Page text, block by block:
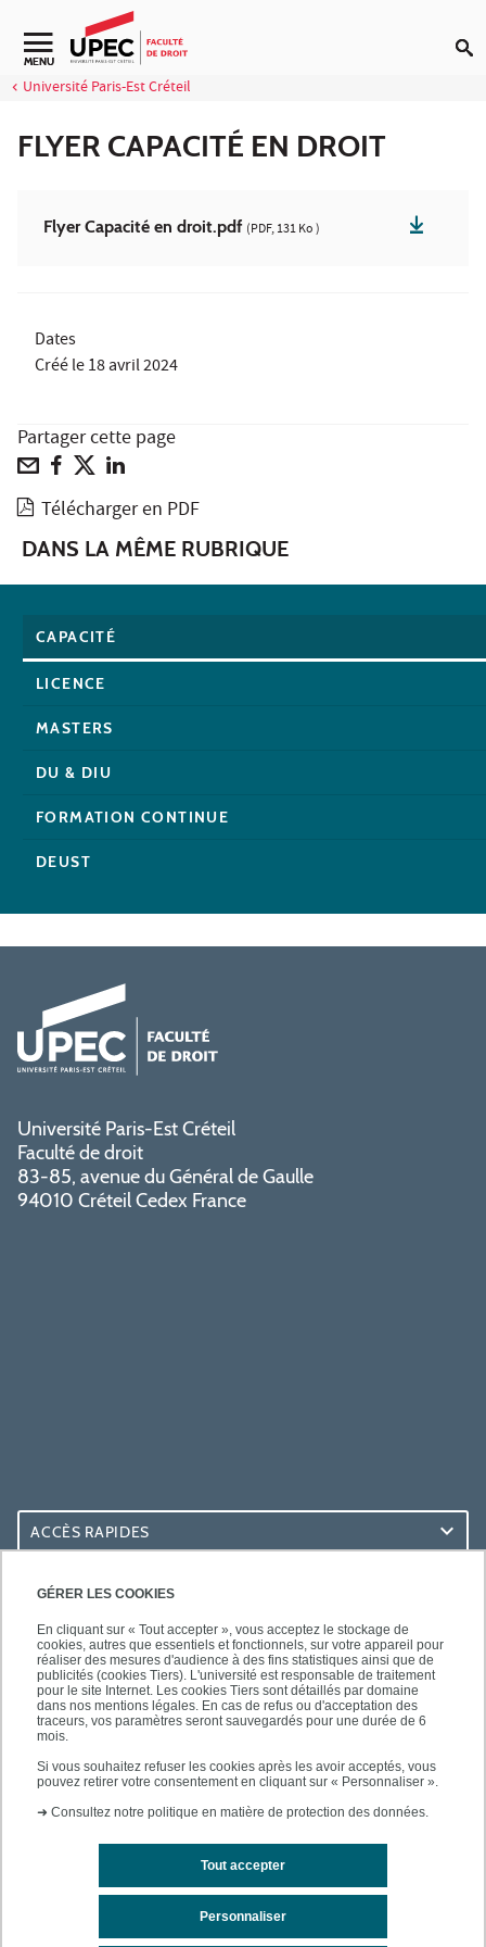
GÉRER LES COOKIES
En cliquant sur « Tout accepter », vous acceptez le stockage de
cookies, autres que essentiels et fonctionnels, sur votre appareil pour
réaliser des mesures d'audience à des fins statistiques ainsi que de
publicités (cookies Tiers). L'université est responsable de traitement
pour le site Internet. Les cookies Tiers sont détaillés par domaine
dans nos mentions légales. En cas de refus ou d'acceptation des
traceurs, vos paramètres seront sauvegardés pour une durée de 6
mois.
Si vous souhaitez refuser les cookies après les avoir acceptés, vous
pouvez retirer votre consentement en cliquant sur « Personnaliser ».
➜ Consultez notre politique en matière de protection des données.
Tout accepter
Personnaliser
Aller au contenu
Navigation secondaire
MENU
Université Paris-Est Créteil
FLYER CAPACITÉ EN DROIT
Flyer Capacité en droit.pdf (PDF, 131 Ko )
Dates
Créé le18 avril 2024
Partager cette page
Télécharger en PDF
DANS LA MÊME RUBRIQUE
CAPACITÉ
LICENCE
MASTERS
DU & DIU
FORMATION CONTINUE
DEUST
Université Paris-Est Créteil
Faculté de droit
83-85, avenue du Général de Gaulle
94010 Créteil Cedex France
ACCÈS RAPIDES
ACCÈS PRATIQUES
SUIVEZ-NOUS
Contacts
Plan du site